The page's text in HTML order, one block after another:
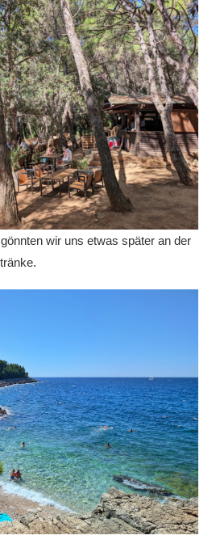
wir uns etwas später an der